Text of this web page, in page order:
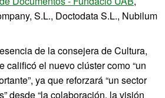
S.L., Doctodata S.L., Nubilum
de la consejera de Cultura,
calificó el nuevo clúster como “un
ya que reforzará “un sector
desde “la colaboración, la visión